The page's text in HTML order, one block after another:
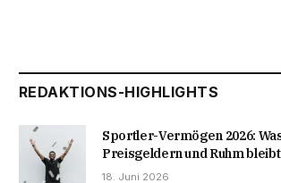
REDAKTIONS-HIGHLIGHTS
Sportler-Vermögen 2026:
Preisgeldern und Ruhm bleibt
18. Juni 2026